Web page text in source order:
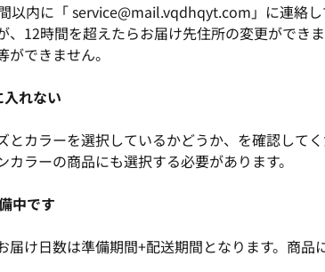
以内に「 service@mail.vqdhqyt.com」に連絡
、12時間を超えたらお届け先住所の変更ができま
できません。
れない
とカラーを選択しているかどうか、を確認してく
ラーの商品にも選択する必要があります。
中です
届け日数は準備期間+配送期間となります。商品